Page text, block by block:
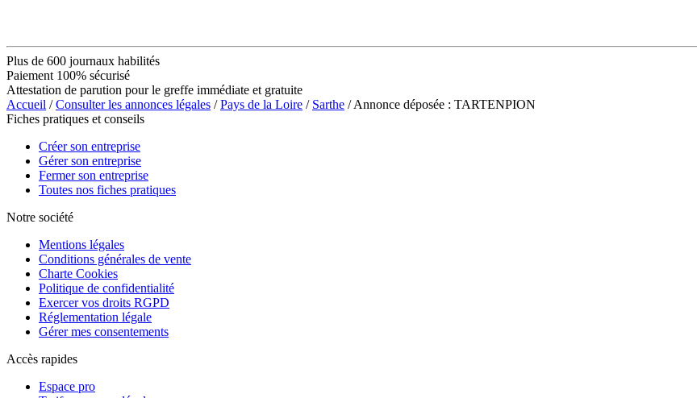
Plus de 600 journaux habilités
Paiement 100% sécurisé
Attestation de parution pour le greffe immédiate et gratuite
Accueil /Consulter les annonces légales /Pays de la Loire / Sarthe / Annonce déposée : TARTENPION
Fiches pratiques et conseils
Créer son entreprise
Gérer son entreprise
Fermer son entreprise
Toutes nos fiches pratiques
Notre société
Mentions légales
Conditions générales de vente
Charte Cookies
Politique de confidentialité
Exercer vos droits RGPD
Réglementation légale
Gérer mes consentements
Accès rapides
Espace pro